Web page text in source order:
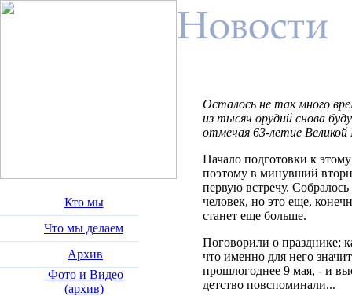
Кто мы
Что мы делаем
Архив
Фото и Видео
(архив)
Осталось не так много
из тысяч орудий снова
отмечая 63-летие
Начало подготовки к
поэтому в минувший
первую встречу.
человек, но это еще,
станет еще больше.
Поговорили о празднике;
что именно для него
прошлогоднее 9 мая, - и
детство повспоминали...